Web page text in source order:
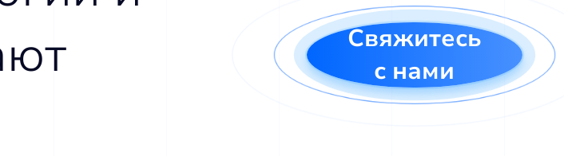
Свяжитесь
с нами